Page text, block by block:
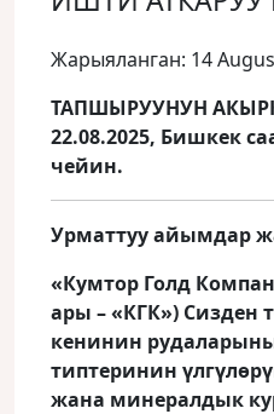
Жарыяланган: 14
ТАПШЫРУУНУН
22.08.2025, Бишкек
чейин.
Урматтуу айымдар
«Кумтор Голд
ары – «КГК») Сизден
кенинин
типтеринин
жана минералдык